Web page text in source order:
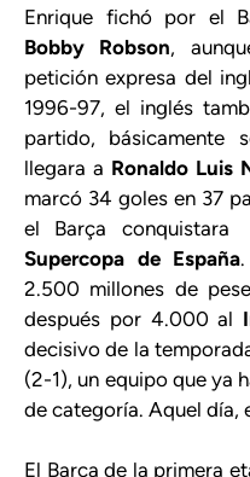
Enrique fichó por el
Bobby Robson,
petición expresa del
1996-97, el inglés
partido,
llegara a Ronaldo Luis
marcó 34 goles en 37
el Barça
Supercopa de España
2.500 millones de
después por 4.000 al
decisivo de la
(2-1), un equipo que ya
de categoría. Aquel día,
El Barça de la primera